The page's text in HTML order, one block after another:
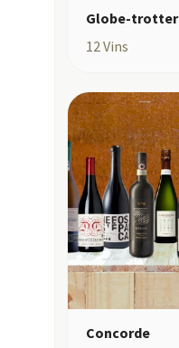
Globe-trotter
12Vins
Concorde